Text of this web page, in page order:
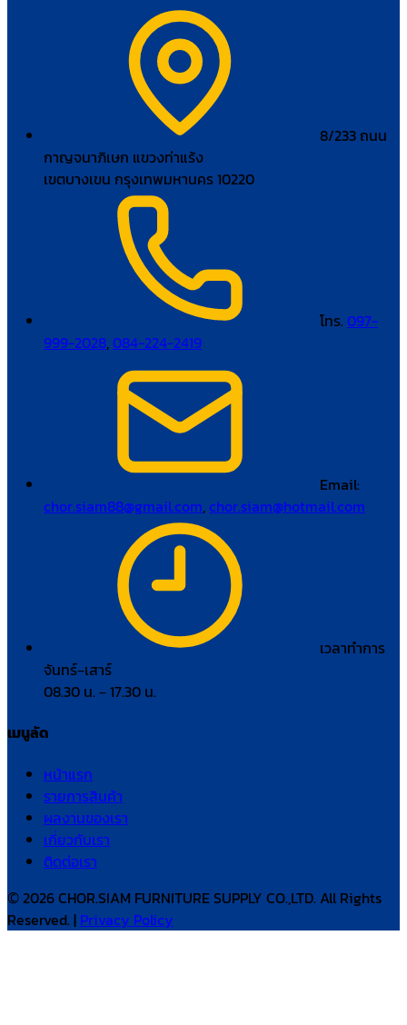
8/233 ถนน
กาญจนาภิเษก แขวงท่าแร้ง
เขตบางเขน กรุงเทพมหานคร 10220
โทร. 097-
999-2028,084-224-2419
Email:
chor.siam88@gmail.com,chor.siam@hotmail.com
เวลาทำการ
จันทร์–เสาร์
08.30 น. – 17.30 น.
เมนูลัด
หน้าแรก
รายการสินค้า
ผลงานของเรา
เกี่ยวกับเรา
ติดต่อเรา
© 2026 CHOR.SIAM FURNITURE SUPPLY CO.,LTD. All Rights
Reserved. | Privacy Policy